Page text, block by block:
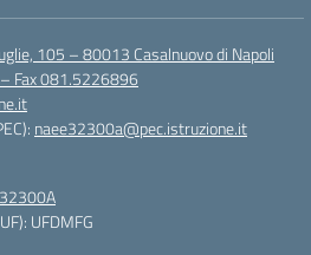
105 – 80013 Casalnuovo di Napoli
Fax 081.5226896
naee32300a@pec.istruzione.it
UFDMFG